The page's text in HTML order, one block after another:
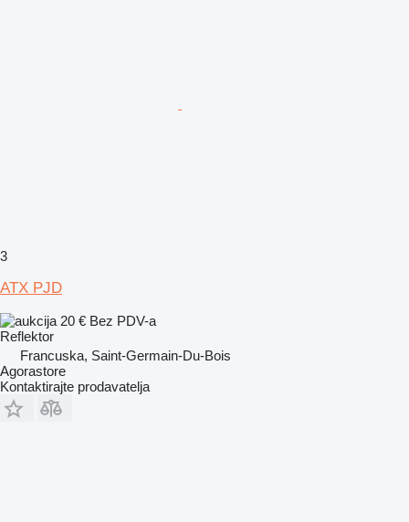
3
ATX PJD
20 € Bez PDV-a
Reflektor
Francuska, Saint-Germain-Du-Bois
Agorastore
Kontaktirajte prodavatelja